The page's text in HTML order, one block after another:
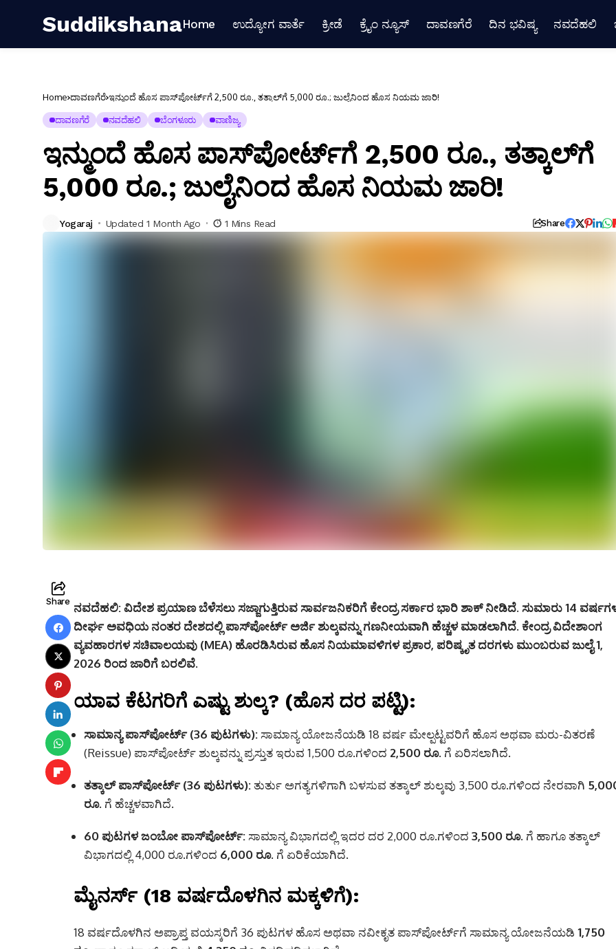
SuddikshanaHome ಉದ್ಯೋಗ ವಾರ್ತೆ ಕ್ರೀಡೆ ಕ್ರೈಂ ನ್ಯೂಸ್ ದಾವಣಗೆರೆ ದಿನ ಭವಿಷ್ಯ ನವದೆಹಲಿ
Home ದಾವಣಗೆರೆ ಇನ್ಮುಂದೆ ಹೊಸ ಪಾಸ್‌ಪೋರ್ಟ್‌ಗೆ 2,500 ರೂ., ತತ್ಕಾಲ್‌ಗೆ 5,000 ರೂ.; ಜುಲೈನಿಂದ ಹೊಸ ನಿಯಮ ಜಾರಿ!
ದಾವಣಗೆರೆ ನವದೆಹಲಿ ಬೆಂಗಳೂರು ವಾಣಿಜ್ಯ
ಇನ್ಮುಂದೆ ಹೊಸ ಪಾಸ್‌ಪೋರ್ಟ್‌ಗೆ 2,500 ರೂ., ತತ್ಕಾಲ್‌ಗೆ
5,000 ರೂ.; ಜುಲೈನಿಂದ ಹೊಸ ನಿಯಮ ಜಾರಿ!
Yogaraj Updated 1 Month Ago 1 Mins Read Share
Share ನವದೆಹಲಿ:ವಿದೇಶ ಪ್ರಯಾಣ ಬೆಳೆಸಲು ಸಜ್ಜಾಗುತ್ತಿರುವ ಸಾರ್ವಜನಿಕರಿಗೆ ಕೇಂದ್ರ ಸರ್ಕಾರ ಭಾರಿ ಶಾಕ್ ನೀಡಿದೆ. ಸುಮಾರು 14
ದೀರ್ಘ ಅವಧಿಯ ನಂತರ ದೇಶದಲ್ಲಿ ಪಾಸ್‌ಪೋರ್ಟ್ ಅರ್ಜಿ ಶುಲ್ಕವನ್ನು ಗಣನೀಯವಾಗಿ ಹೆಚ್ಚಳ ಮಾಡಲಾಗಿದೆ. ಕೇಂದ್ರ ವಿದೇಶಾಂಗ
ವ್ಯವಹಾರಗಳ ಸಚಿವಾಲಯವು (MEA) ಹೊರಡಿಸಿರುವ ಹೊಸ ನಿಯಮಾವಳಿಗಳ ಪ್ರಕಾರ, ಪರಿಷ್ಕೃತ ದರಗಳು ಮುಂಬರುವಜುಲೈ 1,
2026 ರಿಂದಜಾರಿಗೆ ಬರಲಿವೆ.
ಯಾವ ಕೆಟಗರಿಗೆ ಎಷ್ಟು ಶುಲ್ಕ? (ಹೊಸ ದರ ಪಟ್ಟಿ):
ಸಾಮಾನ್ಯ ಪಾಸ್‌ಪೋರ್ಟ್ (36 ಪುಟಗಳು): ಸಾಮಾನ್ಯ ಯೋಜನೆಯಡಿ 18 ವರ್ಷ ಮೇಲ್ಪಟ್ಟವರಿಗೆ ಹೊಸ ಅಥವಾ ಮರು-ವಿತರಣೆ
(Reissue) ಪಾಸ್‌ಪೋರ್ಟ್ ಶುಲ್ಕವನ್ನು ಪ್ರಸ್ತುತ ಇರುವ 1,500 ರೂ.ಗಳಿಂದ 2,500 ರೂ. ಗೆ ಏರಿಸಲಾಗಿದೆ.
ತತ್ಕಾಲ್ ಪಾಸ್‌ಪೋರ್ಟ್ (36 ಪುಟಗಳು):ತುರ್ತು ಅಗತ್ಯಗಳಿಗಾಗಿ ಬಳಸುವ ತತ್ಕಾಲ್ ಶುಲ್ಕವು 3,500 ರೂ.ಗಳಿಂದ ನೇರವಾಗಿ
ರೂ. ಗೆ ಹೆಚ್ಚಳವಾಗಿದೆ.
60 ಪುಟಗಳ ಜಂಬೋ ಪಾಸ್‌ಪೋರ್ಟ್: ಸಾಮಾನ್ಯ ವಿಭಾಗದಲ್ಲಿ ಇದರ ದರ 2,000 ರೂ.ಗಳಿಂದ 3,500 ರೂ. ಗೆ ಹಾಗೂ ತತ್ಕಾಲ್
ವಿಭಾಗದಲ್ಲಿ 4,000 ರೂ.ಗಳಿಂದ 6,000 ರೂ. ಗೆ ಏರಿಕೆಯಾಗಿದೆ.
ಮೈನರ್ಸ್ (18 ವರ್ಷದೊಳಗಿನ ಮಕ್ಕಳಿಗೆ):
18 ವರ್ಷದೊಳಗಿನ ಅಪ್ರಾಪ್ತ ವಯಸ್ಕರಿಗೆ 36 ಪುಟಗಳ ಹೊಸ ಅಥವಾ ನವೀಕೃತ ಪಾಸ್‌ಪೋರ್ಟ್‌ಗೆ ಸಾಮಾನ್ಯ ಯೋಜನೆಯಡಿ 1,750